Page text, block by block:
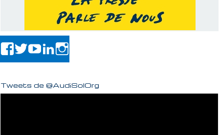
Tweets de @AudiSolOrg